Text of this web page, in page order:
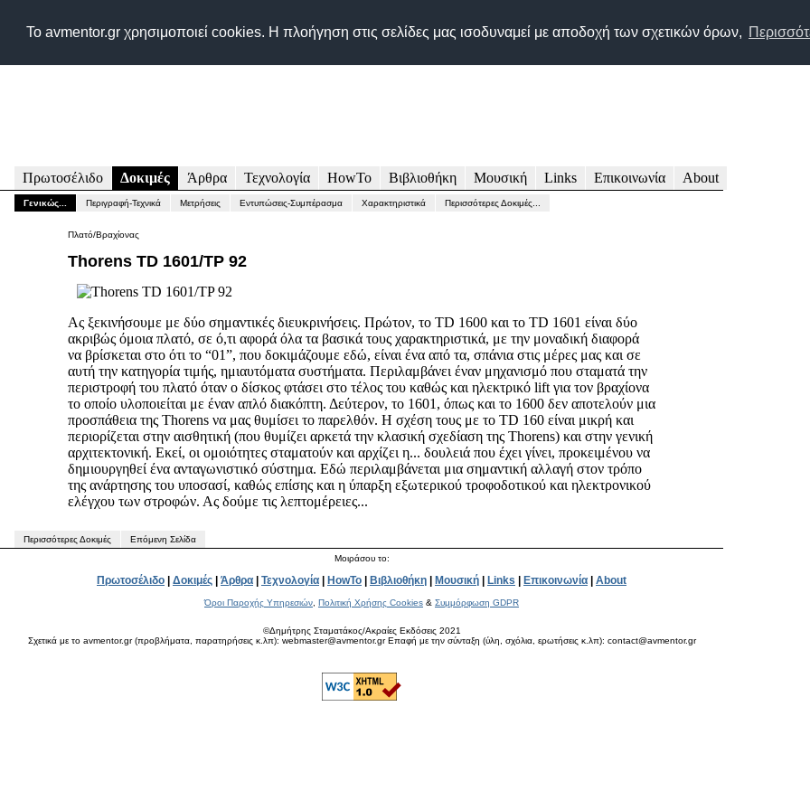
Το avmentor.gr χρησιμοποιεί cookies. Η πλοήγηση στις σελίδες μας ισοδυναμεί με αποδοχή των σχετικών όρων,
Δικτυακός τόπος για τις Τεχνολογίες Audio, Video, HiFi, High End, Home Entertainment
Greek site for Audio Video & Home Entertainment technologies
Go to
Πρωτοσέλιδο Δοκιμές Άρθρα Τεχνολογία HowTo Βιβλιοθήκη Μουσική Links Επικοινωνία About
Γενικώς... Περιγραφή-Τεχνικά Μετρήσεις Εντυπώσεις-Συμπέρασμα Χαρακτηριστικά Περισσότερες Δοκιμές...
Πλατό/Βραχίονας
Thorens TD 1601/TP 92
Ας ξεκινήσουμε με δύο σημαντικές διευκρινήσεις. Πρώτον, το TD 1600 και το TD 1601 είναι δύο
ακριβώς όμοια πλατό, σε ό,τι αφορά όλα τα βασικά τους χαρακτηριστικά, με την μοναδική διαφορά
να βρίσκεται στο ότι το “01”, που δοκιμάζουμε εδώ, είναι ένα από τα, σπάνια στις μέρες μας και σε
αυτή την κατηγορία τιμής, ημιαυτόματα συστήματα. Περιλαμβάνει έναν μηχανισμό που σταματά την
περιστροφή του πλατό όταν ο δίσκος φτάσει στο τέλος του καθώς και ηλεκτρικό lift για τον βραχίονα
το οποίο υλοποιείται με έναν απλό διακόπτη. Δεύτερον, το 1601, όπως και το 1600 δεν αποτελούν μια
προσπάθεια της Thorens να μας θυμίσει το παρελθόν. Η σχέση τους με το TD 160 είναι μικρή και
περιορίζεται στην αισθητική (που θυμίζει αρκετά την κλασική σχεδίαση της Thorens) και στην γενική
αρχιτεκτονική. Εκεί, οι ομοιότητες σταματούν και αρχίζει η... δουλειά που έχει γίνει, προκειμένου να
δημιουργηθεί ένα ανταγωνιστικό σύστημα. Εδώ περιλαμβάνεται μια σημαντική αλλαγή στον τρόπο
της ανάρτησης του υποσασί, καθώς επίσης και η ύπαρξη εξωτερικού τροφοδοτικού και ηλεκτρονικού
ελέγχου των στροφών. Ας δούμε τις λεπτομέρειες...
Περισσότερες Δοκιμές
Επόμενη Σελίδα
Μοιράσου το:
Πρωτοσέλιδο | Δοκιμές | Άρθρα | Τεχνολογία | HowTo | Βιβλιοθήκη | Μουσική | Links | Επικοινωνία | About
Όροι Παροχής Υπηρεσιών Πολιτική Χρήσης Cookies & Συμμόρφωση GDPR
©Δημήτρης Σταματάκος/Ακραίες Εκδόσεις 2021
Σχετικά με το avmentor.gr (προβλήματα, παρατηρήσεις κ.λπ): webmaster@avmentor.gr Eπαφή με την σύνταξη (ύλη, σχόλια, ερωτήσεις κ.λπ): contact@avmentor.gr